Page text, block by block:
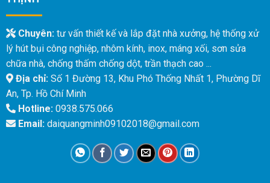
Chuyên:tư vấn thiết kế và lắp đặt nhà xưởng, hệ thống xử
lý hút bụi công nghiệp, nhôm kính, inox, máng xối, sơn sửa
chữa nhà, chống thấm chống dột, trần thạch cao ...
Địa chỉ:Số 1 Đường 13, Khu Phó Thống Nhất 1, Phường Dĩ
An, Tp. Hồ Chí Minh
Hotline:0938.575.066
Email:daiquangminh09102018@gmail.com